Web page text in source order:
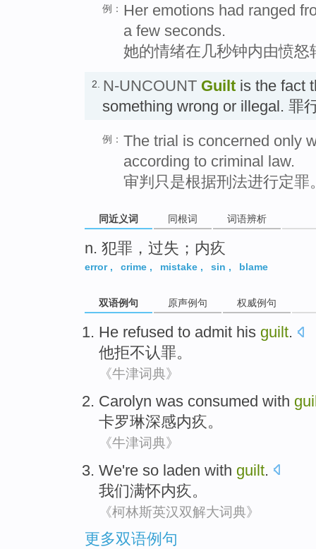
例： Her emotions had ranged
a few seconds.
她的情绪在几秒钟内由愤怒
2. N-UNCOUNT Guilt is the fact
something wrong or illegal. 罪
例： The trial is concerned only
according to criminal law.
审判只是根据刑法进行定罪
同近义词 同根词 词语辨析
n. 犯罪，过失；内疚
error, crime , mistake , sin , blame
双语例句 原声例句 权威例句
He refused to admit his guilt.
他拒不认罪。
《牛津词典》
Carolyn was consumed with
卡罗琳深感内疚。
《牛津词典》
We're so laden with guilt.
我们满怀内疚。
《柯林斯英汉双解大词典》
更多双语例句